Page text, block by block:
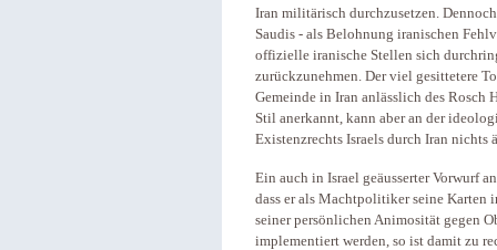
Iran militärisch durchzusetzen.
Saudis - als Belohnung iranischen
offizielle iranische Stellen sich
zurückzunehmen. Der viel gesittetere
Gemeinde in Iran anlässlich des Rosch
Stil anerkannt, kann aber an der
Existenzrechts Israels durch Iran nichts
Ein auch in Israel geäusserter Vorwurf
dass er als Machtpolitiker seine Karten
seiner persönlichen Animosität gegen
implementiert werden, so ist damit zu